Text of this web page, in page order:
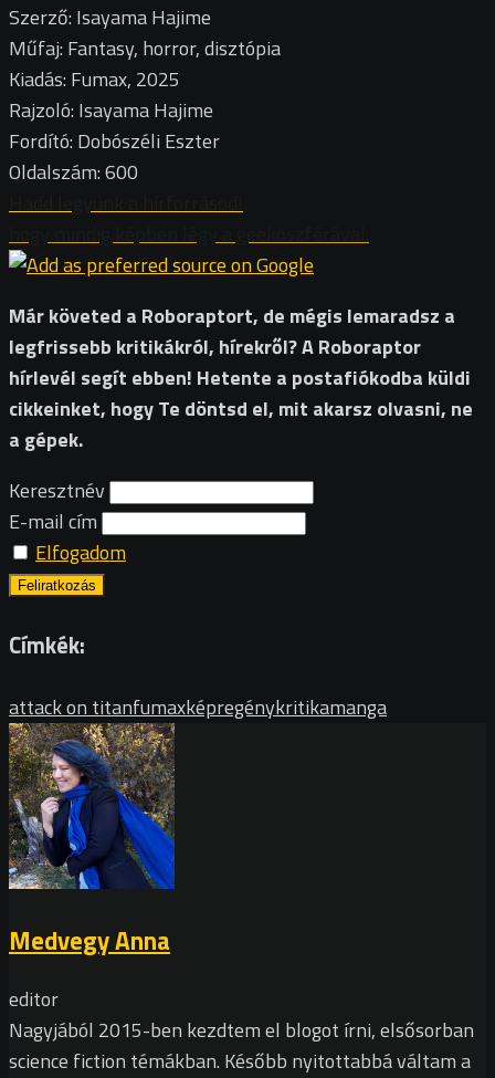
Szerző: Isayama Hajime
Műfaj: Fantasy, horror, disztópia
Kiadás: Fumax, 2025
Rajzoló: Isayama Hajime
Fordító: Dobószéli Eszter
Oldalszám: 600
Már követed a Roboraptort, de mégis lemaradsz a
legfrissebb kritikákról, hírekről? A Roboraptor
hírlevél segít ebben! Hetente a postafiókodba küldi
cikkeinket, hogy Te döntsd el, mit akarsz olvasni, ne
a gépek.
Keresztnév
E-mail cím
Elfogadom
Címkék:
attack on titanfumaxképregénykritikamanga
Medvegy Anna
editor
Nagyjából 2015-ben kezdtem el blogot írni, elsősorban
science fiction témákban. Később nyitottabbá váltam a